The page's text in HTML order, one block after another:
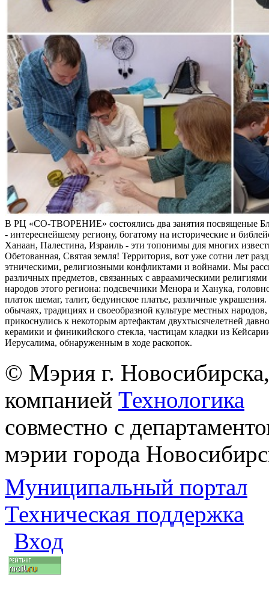
В РЦ «СО-ТВОРЕНИЕ» состоялись два занятия посвященые
- интереснейшему региону, богатому на исторические и
Ханаан, Палестина, Израиль - эти топонимы для многих
Обетованная, Святая земля! Территория, вот уже сотни лет
этническими, религиозными конфликтами и войнами. Мы
различных предметов, связанных с авраамическими религиями
народов этого региона: подсвечники Менора и Ханука,
платок шемаг, талит, бедуинское платье, различные
обычаях, традициях и своеобразной культуре местных
прикоснулись к некоторым артефактам двухтысячелетней
керамики и финикийского стекла, частицам кладки из
Иерусалима, обнаруженным в ходе раскопок.
© Мэрия г.
компанией Технологика
совместно с
мэрии города
Муниципальный портал
Техническая поддержка
Вход